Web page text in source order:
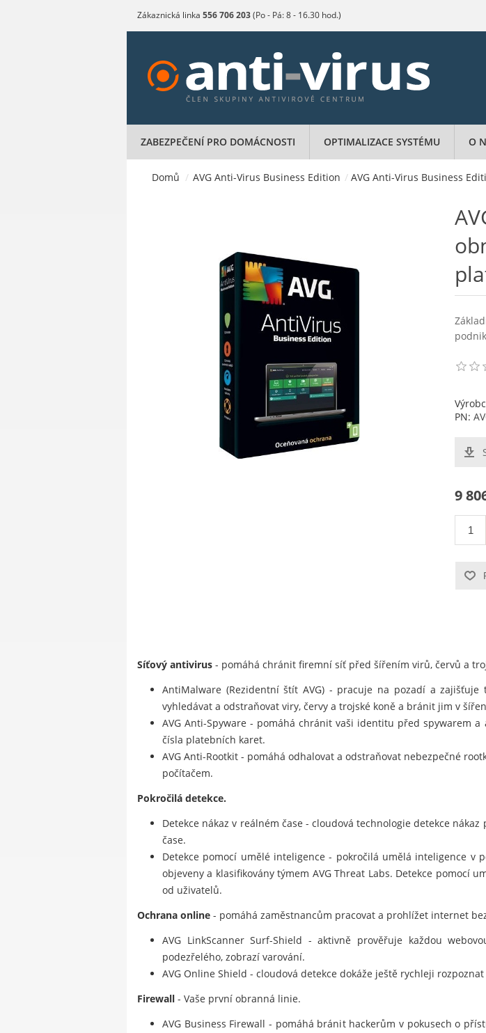
Zákaznická linka 556 706 203(Po - Pá: 8 - 16.30 hod.)
ZABEZPEČENÍ PRO DOMÁCNOSTI OPTIMALIZACE SYSTÉMU O
Domů / AVG Anti-Virus Business Edition / AVG Anti-Virus Business
PN:
9
Síťový antivirus - pomáhá chránit firemní síť před šířením virů, červů a
AntiMalware (Rezidentní štít AVG) - pracuje na pozadí a
vyhledávat a odstraňovat viry, červy a trojské koně a bránit jim v
AVG Anti-Spyware - pomáhá chránit vaši identitu před spywarem
čísla platebních karet.
AVG Anti-Rootkit - pomáhá odhalovat a odstraňovat nebezpečné
počítačem.
Pokročilá detekce.
Detekce nákaz v reálném čase - cloudová technologie detekce
čase.
Detekce pomocí umělé inteligence - pokročilá umělá inteligence
objeveny a klasifikovány týmem AVG Threat Labs. Detekce pomocí
od uživatelů.
Ochrana online - pomáhá zaměstnancům pracovat a prohlížet internet
AVG LinkScanner Surf-Shield - aktivně prověřuje každou
podezřelého, zobrazí varování.
AVG Online Shield - cloudová detekce dokáže ještě rychleji
Firewall - Vaše první obranná linie.
AVG Business Firewall - pomáhá bránit hackerům v pokusech o